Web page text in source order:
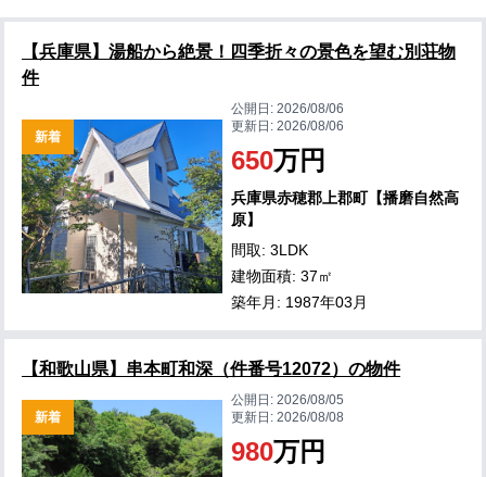
【兵庫県】湯船から絶景！四季折々の景色を望む別荘物
件
新着
公開日:2026/08/06
更新日:2026/08/06
650万円
兵庫県赤穂郡上郡町【播磨自然高
原】
間取: 3LDK
建物面積: 37㎡
築年月: 1987年03月
【和歌山県】串本町和深（件番号12072）の物件
新着
公開日:2026/08/05
更新日:2026/08/08
980万円